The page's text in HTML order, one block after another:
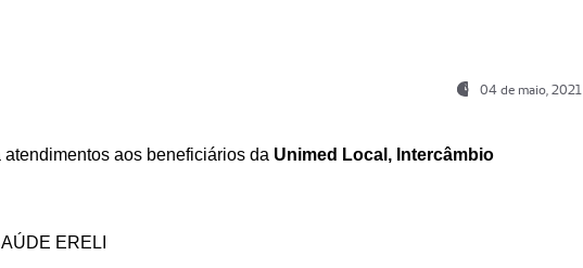
04 de maio, 2021
aos beneficiários da Unimed Local, Intercâmbio
ERELI